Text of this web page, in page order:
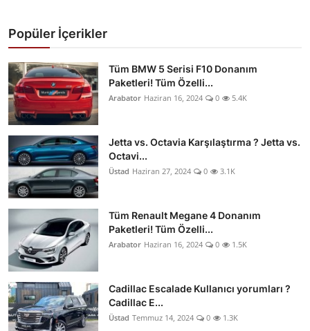
Popüler İçerikler
Tüm BMW 5 Serisi F10 Donanım
Paketleri! Tüm Özelli...
Arabator Haziran 16, 2024 0 5.4K
Jetta vs. Octavia Karşılaştırma ? Jetta vs.
Octavi...
Üstad Haziran 27, 2024 0 3.1K
Tüm Renault Megane 4 Donanım
Paketleri! Tüm Özelli...
Arabator Haziran 16, 2024 0 1.5K
Cadillac Escalade Kullanıcı yorumları ?
Cadillac E...
Üstad Temmuz 14, 2024 0 1.3K